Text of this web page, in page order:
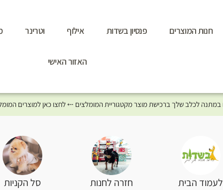
חנות המוצרים פנסיון בשדות אילוף וטרינר
האזור האישי
לעמוד הבית חזרה לחנות סל הקניות